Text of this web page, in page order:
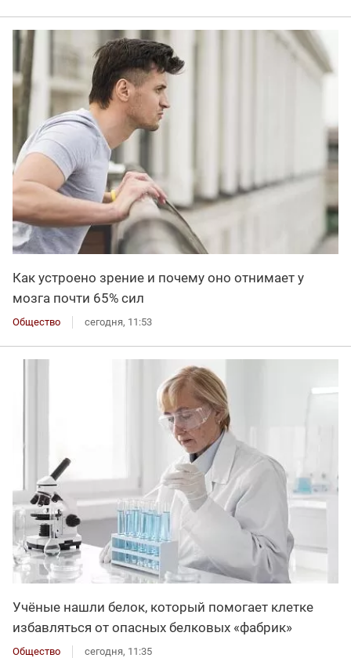
Как устроено зрение и почему оно отнимает у
мозга почти 65% сил
Общество сегодня, 11:53
Учёные нашли белок, который помогает клетке
избавляться от опасных белковых «фабрик»
Общество сегодня, 11:35